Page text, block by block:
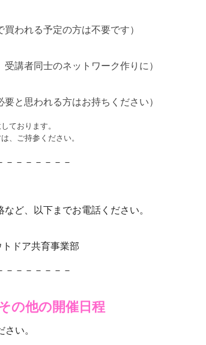
買われる予定の方は不要です）
受講者同士のネットワーク作りに）
と思われる方はお持ちください）
ております。
、ご持参ください。
－－－－－－－
ど、以下までお電話ください。
ドア共育事業部
－－－－－－－
の他の開催日程
い。